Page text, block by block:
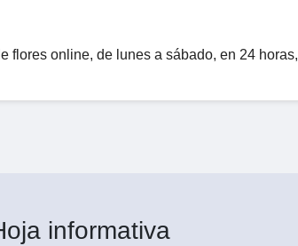
flores online, de lunes a sábado, en 24 horas,
informativa